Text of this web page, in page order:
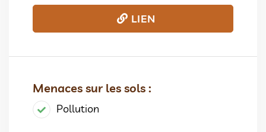
LIEN
Menaces sur les sols :
Pollution